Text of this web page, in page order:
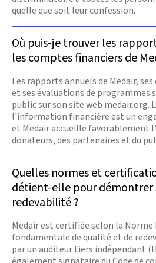
quelle que soit leur confession.
Où puis-je trouver les
les comptes financiers de
Les rapports annuels de Medair,
et ses évaluations de programmes
public sur son site web medair.org.
l'information financière est un
et Medair accueille favorablement
donateurs, des partenaires et du
Quelles normes et
détient-elle pour démontrer
redevabilité ?
Medair est certifiée selon la
fondamentale de qualité et de
par un auditeur tiers indépendant